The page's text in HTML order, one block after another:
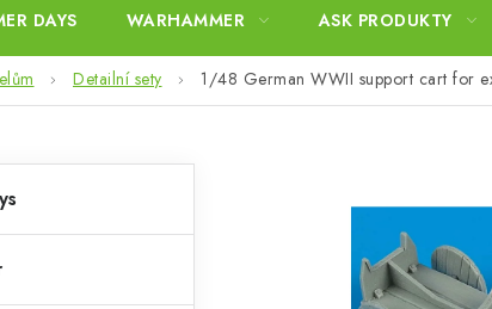
DAYS WARHAMMER ASK PRODUKTY
Detailní sety 1/48 German WWII support cart for